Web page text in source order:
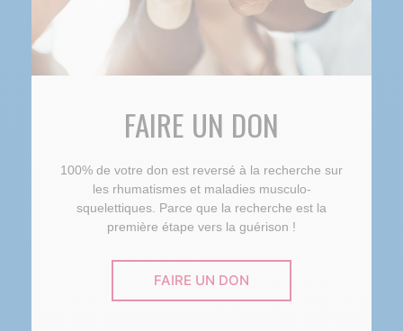
FAIRE UN DON
100% de votre don est reversé à la recherche sur
les rhumatismes et maladies musculo-
squelettiques. Parce que la recherche est la
première étape vers la guérison !
FAIRE UN DON